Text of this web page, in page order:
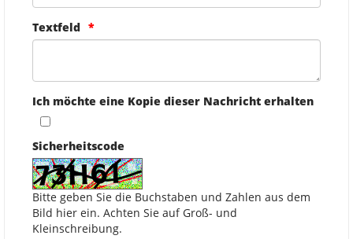
Textfeld
Ich möchte eine Kopie dieser Nachricht erhalten
Sicherheitscode
Bitte geben Sie die Buchstaben und Zahlen aus dem
Bild hier ein. Achten Sie auf Groß- und
Kleinschreibung.